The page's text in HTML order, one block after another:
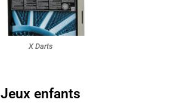
X Darts
Jeux enfants